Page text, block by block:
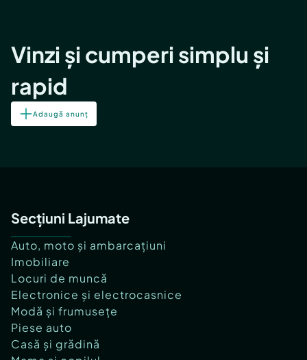
Vinzi și cumperi simplu și
rapid
Adaugă anunț
Secțiuni Lajumate
Auto, moto și ambarcațiuni
Imobiliare
Locuri de muncă
Electronice și electrocasnice
Modă și frumusețe
Piese auto
Casă și grădină